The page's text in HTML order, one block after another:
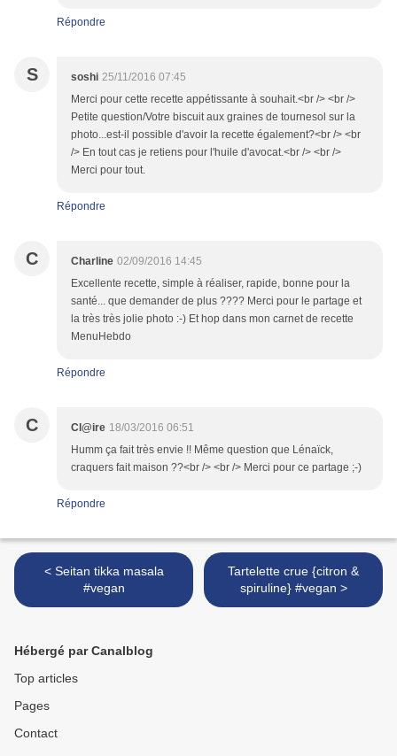
Répondre
S soshi 25/11/2016 07:45
Merci pour cette recette appétissante à souhait.<br /> <br />
Petite question/Votre biscuit aux graines de tournesol sur la
photo...est-il possible d'avoir la recette également?<br /> <br
/> En tout cas je retiens pour l'huile d'avocat.<br /> <br />
Merci pour tout.
Répondre
C Charline 02/09/2016 14:45
Excellente recette, simple à réaliser, rapide, bonne pour la
santé... que demander de plus ???? Merci pour le partage et
la très très jolie photo :-) Et hop dans mon carnet de recette
MenuHebdo
Répondre
C Cl@ire 18/03/2016 06:51
Humm ça fait très envie !! Même question que Lénaïck,
craquers fait maison ??<br /> <br /> Merci pour ce partage ;-)
Répondre
< Seitan tikka masala
#vegan
Tartelette crue {citron &
spiruline} #vegan >
Hébergé par Canalblog
Top articles
Pages
Contact